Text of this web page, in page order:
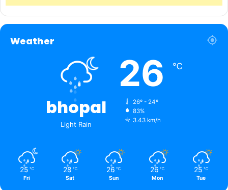
Weather
bhopal
Light Rain
26 ℃
26º - 24º
83%
3.43 km/h
25 ℃
Fri
28 ℃
Sat
26 ℃
Sun
26 ℃
Mon
25 ℃
Tue